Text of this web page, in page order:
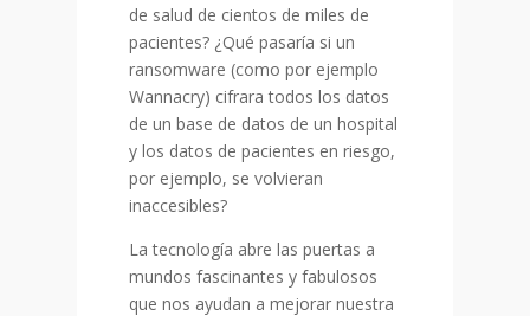
de salud de cientos de miles de
pacientes? ¿Qué pasaría si un
ransomware (como por ejemplo
Wannacry) cifrara todos los datos
de un base de datos de un hospital
y los datos de pacientes en riesgo,
por ejemplo, se volvieran
inaccesibles?
La tecnología abre las puertas a
mundos fascinantes y fabulosos
que nos ayudan a mejorar nuestra